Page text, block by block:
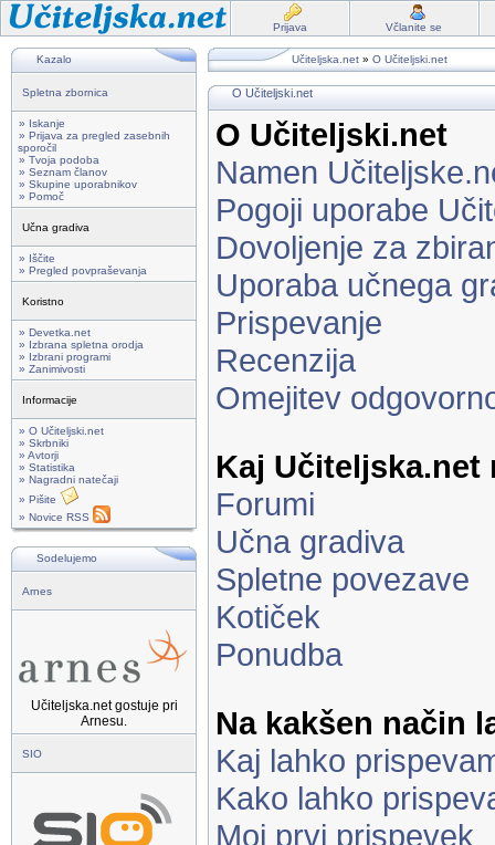
Prijava Včlanite se
Kazalo
Spletna zbornica
» Iskanje
» Prijava za pregled zasebnih
sporočil
» Tvoja podoba
» Seznam članov
» Skupine uporabnikov
» Pomoč
Učna gradiva
» Iščite
» Pregled povpraševanja
Koristno
» Devetka.net
» Izbrana spletna orodja
» Izbrani programi
» Zanimivosti
Informacije
» O Učiteljski.net
» Skrbniki
» Avtorji
» Statistika
» Nagradni natečaji
» Pišite
» Novice RSS
Sodelujemo
Arnes
Učiteljska.net gostuje pri
Arnesu.
SIO
Učiteljska.net » O Učiteljski.net
O Učiteljski.net
O Učiteljski.net
Namen
Pogoji uporabe
Dovoljenje za
Uporaba učnega
Prispevanje
Recenzija
Omejitev
Kaj Učiteljska.net
Forumi
Učna gradiva
Spletne povezave
Kotiček
Ponudba
Na kakšen način
Kaj lahko
Kako lahko
Moj prvi prispevek